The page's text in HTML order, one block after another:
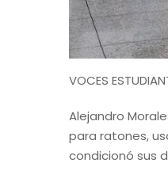
VOCES
Alejandro
para ratones,
condicionó sus